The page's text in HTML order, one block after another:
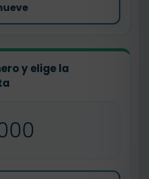
y elige la